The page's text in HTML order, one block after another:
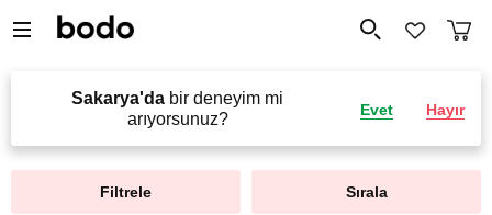
Sakarya'da bir deneyim mi
arıyorsunuz?
Evet Hayır
Filtrele Sırala